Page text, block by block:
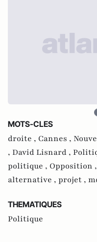
MOTS-CLES
droite , Cannes ,
, David Lisnard ,
politique , Opposition ,
alternative , projet ,
THEMATIQUES
Politique